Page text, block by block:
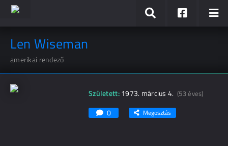
Len Wiseman
amerikai rendező
Született:1973. március 4.(53 éves)
0 Megosztás